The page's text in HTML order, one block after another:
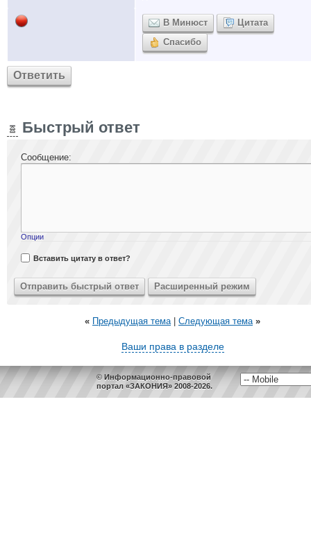
В Минюст
Цитата
Спасибо
Ответить
Быстрый ответ
Сообщение:
Опции
Вставить цитату в ответ?
« Предыдущая тема| Следующая тема »
Ваши права в разделе
© Информационно-правовой
портал «ЗАКОНИЯ» 2008-2026.